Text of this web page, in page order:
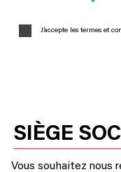
J’accepte les termes et
SIÈGE
Vous souhaitez nous